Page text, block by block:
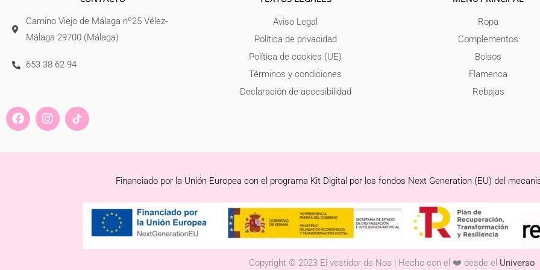
Camino Viejo de Málaga nº25 Vélez-
Málaga 29700 (Málaga)
653 38 62 94
Aviso Legal
Política de privacidad
Política de cookies (UE)
Términos y condiciones
Declaración de accesibilidad
Ropa
Complementos
Bolsos
Flamenca
Rebajas
F
a
e
I
n
t
Financiado por la Unión Europea con el programa Kit Digital por los fondos Next Generation (EU) del
Copyright © 2023 El vestidor de Noa | Hecho con el ❤️ desde el Universo